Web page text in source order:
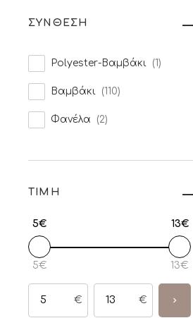
ΣΥΝΘΕΣΗ
Polyester-Βαμβάκι (1)
Βαμβάκι (110)
Φανέλα (2)
ΤΙΜΗ
5€ 13€
5€ 13€
€ €